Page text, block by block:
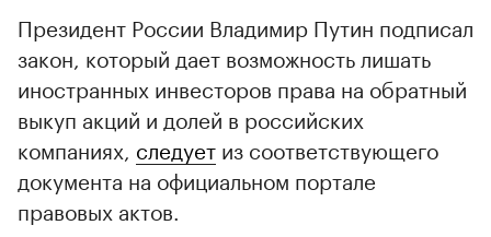
Президент России Владимир Путин подписал
закон, который дает возможность лишать
иностранных инвесторов права на обратный
выкуп акций и долей в российских
компаниях, следует из соответствующего
документа на официальном портале
правовых актов.